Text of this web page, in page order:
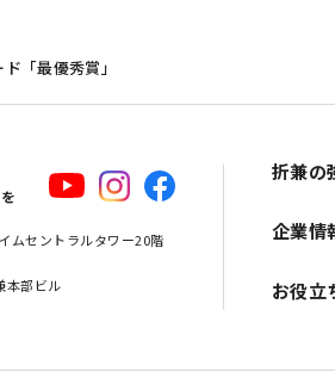
「最優秀賞」
ムセントラルタワー20階
本部ビル
折兼の
企業情
お役立